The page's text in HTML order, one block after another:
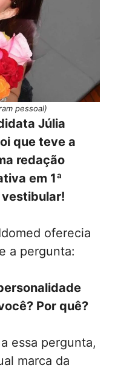
pessoal)
Júlia
que teve a
redação
em 1ª
vestibular!
oferecia
a pergunta:
Por quê?
essa pergunta,
marca da